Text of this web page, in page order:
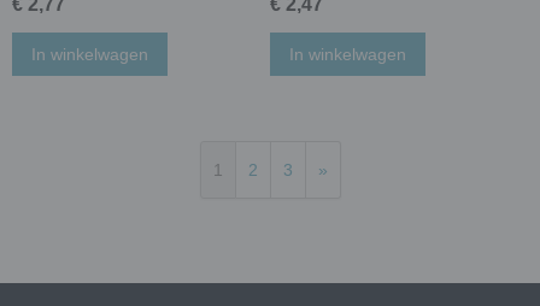
€ 2,77
In winkelwagen
€ 2,47
In winkelwagen
1 2 3 »